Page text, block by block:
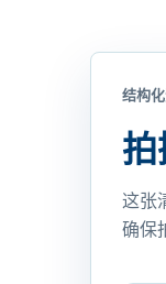
结构
这张
确保